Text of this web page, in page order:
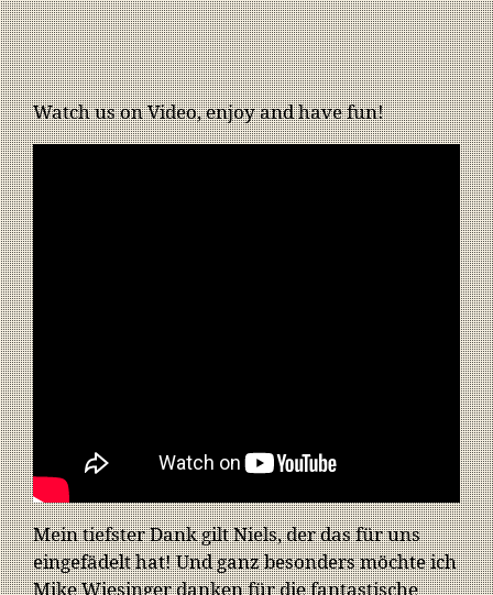
Watch us on Video, enjoy and have fun!
Mein tiefster Dank gilt Niels, der das für uns
eingefädelt hat! Und ganz besonders möchte ich
Mike Wiesinger danken für die fantastische